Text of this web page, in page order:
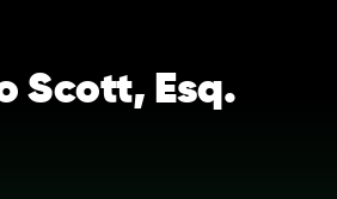
Scott, Esq.